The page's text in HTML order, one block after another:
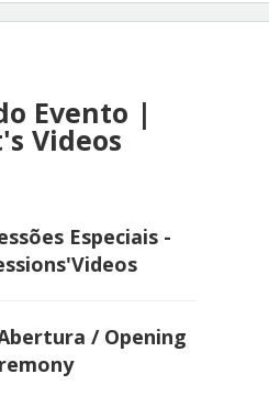
Evento |
Videos
Especiais -
/ Opening